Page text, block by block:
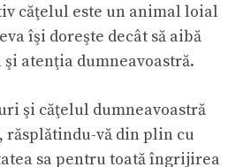
căţelul este un animal loial
îşi doreşte decât să aibă
atenţia dumneavoastră.
şi căţelul dumneavoastră
răsplătindu-vă din plin cu
sa pentru toată îngrijirea